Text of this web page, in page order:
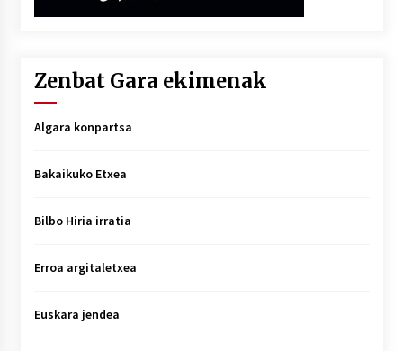
Zenbat Gara ekimenak
Algara konpartsa
Bakaikuko Etxea
Bilbo Hiria irratia
Erroa argitaletxea
Euskara jendea